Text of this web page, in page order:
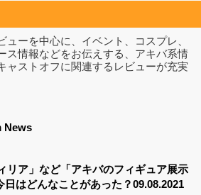
ューを中心に、イベント、コスプレ、
ス情報などをお伝えする、アキバ系情
ャストオフに関連するレビューが充実
News
リア」など「アキバのフィギュア展示
はどんなことがあった？09.08.2021